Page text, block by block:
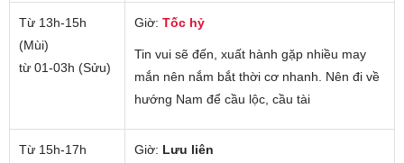
Từ 13h-15h
(Mùi)
từ 01-03h (Sửu)
Giờ: Tốc hỷ
Tin vui sẽ đến, xuất hành gặp nhiều may
mắn nên nắm bắt thời cơ nhanh. Nên đi về
hướng Nam để cầu lộc, cầu tài
Từ 15h-17h
Giờ: Lưu liên